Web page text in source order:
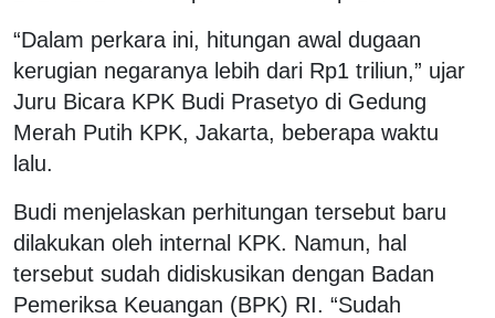
“Dalam perkara ini, hitungan awal dugaan
kerugian negaranya lebih dari Rp1 triliun,” ujar
Juru Bicara KPK Budi Prasetyo di Gedung
Merah Putih KPK, Jakarta, beberapa waktu
lalu.
Budi menjelaskan perhitungan tersebut baru
dilakukan oleh internal KPK. Namun, hal
tersebut sudah didiskusikan dengan Badan
Pemeriksa Keuangan (BPK) RI. “Sudah